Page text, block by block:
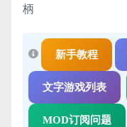
柄
新手教程
文字游戏列表
MOD订阅问题